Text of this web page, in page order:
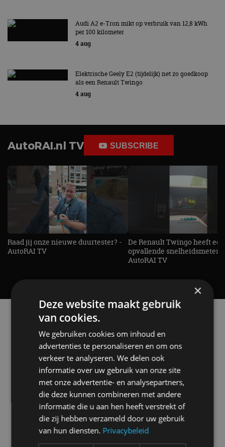
Audi A2 e-Tron mikt op verbruik van 12,8 kWh
per 100 kilometer
4 aug
Elektrische Geely E2 (tijdelijk) net zo goedkoop
als een Renault Twingo
4 aug
AutoRAI.nl TV SUBSCRIBE
Raad jij onze nieuwe duurtester? -
AutoRAI TV
De Renault Twingo heeft een
opvallende snelheidsmeter! -
AutoRAI TV
Alle automerken
en alle nieuwsberichten
Abarth Aiways Alfa Romeo Alpine
×
Deze website maakt gebruik
van cookies.
We gebruiken cookies om inhoud en
advertenties te personaliseren en om ons
verkeer te analyseren. We delen ook
informatie over uw gebruik van onze site
met onze advertentie- en analysepartners,
die deze kunnen combineren met andere
informatie die u aan hen heeft verstrekt of
die zij hebben verzameld door uw gebruik
van hun diensten. Privacybeleid